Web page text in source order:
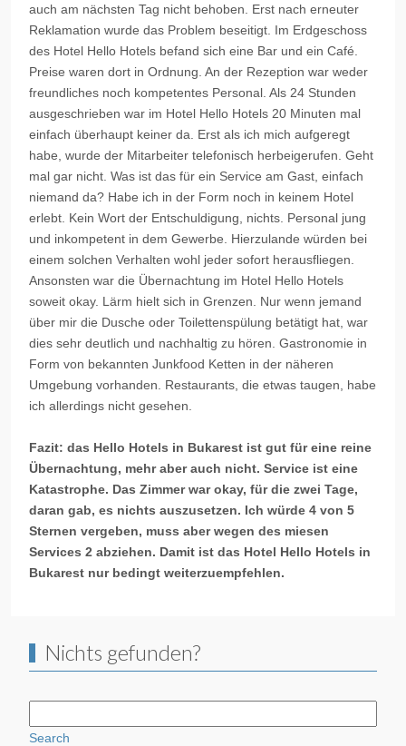
auch am nächsten Tag nicht behoben. Erst nach erneuter
Reklamation wurde das Problem beseitigt. Im Erdgeschoss
des Hotel Hello Hotels befand sich eine Bar und ein Café.
Preise waren dort in Ordnung. An der Rezeption war weder
freundliches noch kompetentes Personal. Als 24 Stunden
ausgeschrieben war im Hotel Hello Hotels 20 Minuten mal
einfach überhaupt keiner da. Erst als ich mich aufgeregt
habe, wurde der Mitarbeiter telefonisch herbeigerufen. Geht
mal gar nicht. Was ist das für ein Service am Gast, einfach
niemand da? Habe ich in der Form noch in keinem Hotel
erlebt. Kein Wort der Entschuldigung, nichts. Personal jung
und inkompetent in dem Gewerbe. Hierzulande würden bei
einem solchen Verhalten wohl jeder sofort herausfliegen.
Ansonsten war die Übernachtung im Hotel Hello Hotels
soweit okay. Lärm hielt sich in Grenzen. Nur wenn jemand
über mir die Dusche oder Toilettenspülung betätigt hat, war
dies sehr deutlich und nachhaltig zu hören. Gastronomie in
Form von bekannten Junkfood Ketten in der näheren
Umgebung vorhanden. Restaurants, die etwas taugen, habe
ich allerdings nicht gesehen.
Fazit: das Hello Hotels in Bukarest ist gut für eine reine
Übernachtung, mehr aber auch nicht. Service ist eine
Katastrophe. Das Zimmer war okay, für die zwei Tage,
daran gab, es nichts auszusetzen. Ich würde 4 von 5
Sternen vergeben, muss aber wegen des miesen
Services 2 abziehen. Damit ist das Hotel Hello Hotels in
Bukarest nur bedingt weiterzuempfehlen.
Nichts gefunden?
Search